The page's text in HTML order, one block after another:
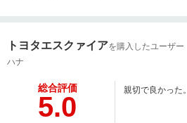
トヨタエスクァイアを購入したユーザー
ハナ
総合評価
5.0
親切で良かった。